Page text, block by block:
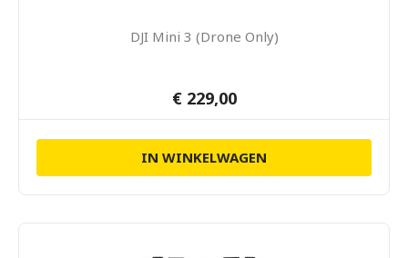
DJI Mini 3 (Drone Only)
€ 229,00
IN WINKELWAGEN